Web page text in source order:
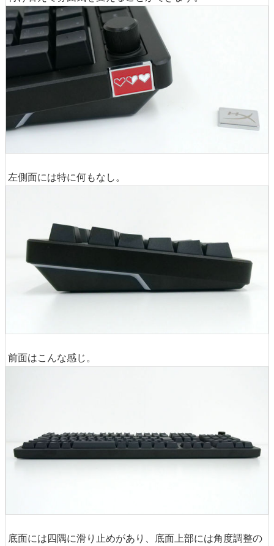
左側面には特に何もなし。
前面はこんな感じ。
底面には四隅に滑り止めがあり、底面上部には角度調整の